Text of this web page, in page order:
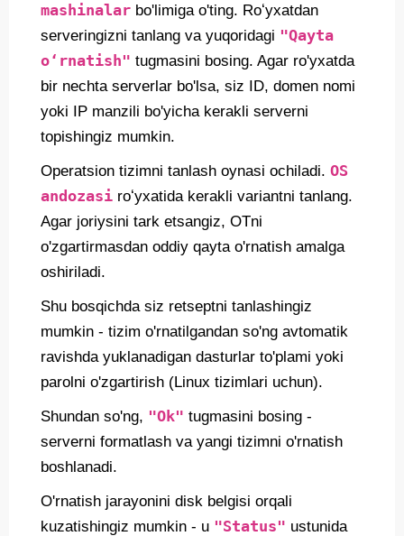
mashinalar bo'limiga o'ting. Roʻyxatdan
serveringizni tanlang va yuqoridagi "Qayta
oʻrnatish" tugmasini bosing. Agar ro'yxatda
bir nechta serverlar bo'lsa, siz ID, domen nomi
yoki IP manzili bo'yicha kerakli serverni
topishingiz mumkin.
Operatsion tizimni tanlash oynasi ochiladi. OS
andozasi roʻyxatida kerakli variantni tanlang.
Agar joriysini tark etsangiz, OTni
o'zgartirmasdan oddiy qayta o'rnatish amalga
oshiriladi.
Shu bosqichda siz retseptni tanlashingiz
mumkin - tizim o'rnatilgandan so'ng avtomatik
ravishda yuklanadigan dasturlar to'plami yoki
parolni o'zgartirish (Linux tizimlari uchun).
Shundan so'ng, "Ok" tugmasini bosing -
serverni formatlash va yangi tizimni o'rnatish
boshlanadi.
O'rnatish jarayonini disk belgisi orqali
kuzatishingiz mumkin - u "Status" ustunida